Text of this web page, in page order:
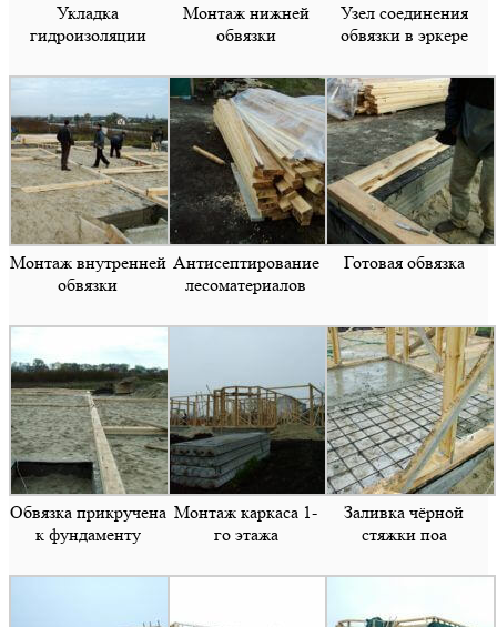
Укладка
гидроизоляции
Монтаж нижней
обвязки
Узел соединения
обвязки в эркере
Монтаж внутренней
обвязки
Антисептирование
лесоматериалов
Готовая обвязка
Обвязка прикручена
к фундаменту
Монтаж каркаса 1-
го этажа
Заливка чёрной
стяжки поа